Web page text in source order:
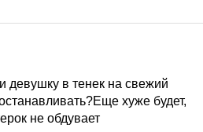
девушку в тенек на свежий
хуже будет,
не обдувает